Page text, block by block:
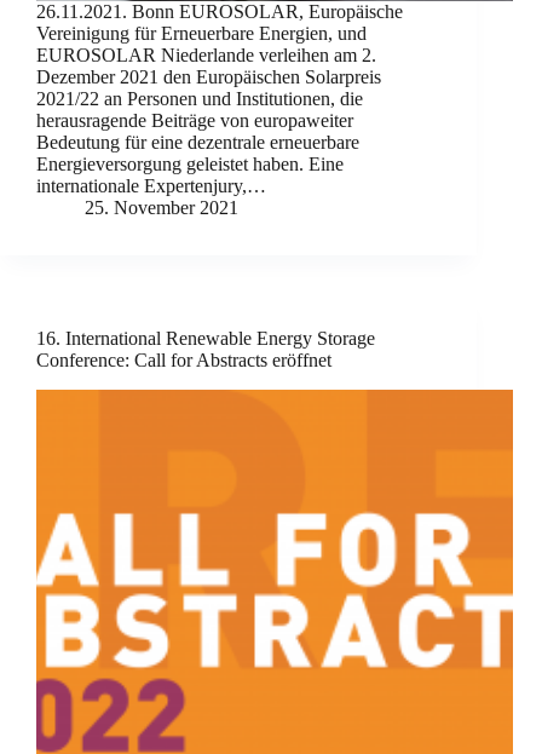
26.11.2021. Bonn EUROSOLAR, Europäische
Vereinigung für Erneuerbare Energien, und
EUROSOLAR Niederlande verleihen am 2.
Dezember 2021 den Europäischen Solarpreis
2021/22 an Personen und Institutionen, die
herausragende Beiträge von europaweiter
Bedeutung für eine dezentrale erneuerbare
Energieversorgung geleistet haben. Eine
internationale Expertenjury,…
25. November 2021
16. International Renewable Energy Storage
Conference: Call for Abstracts eröffnet